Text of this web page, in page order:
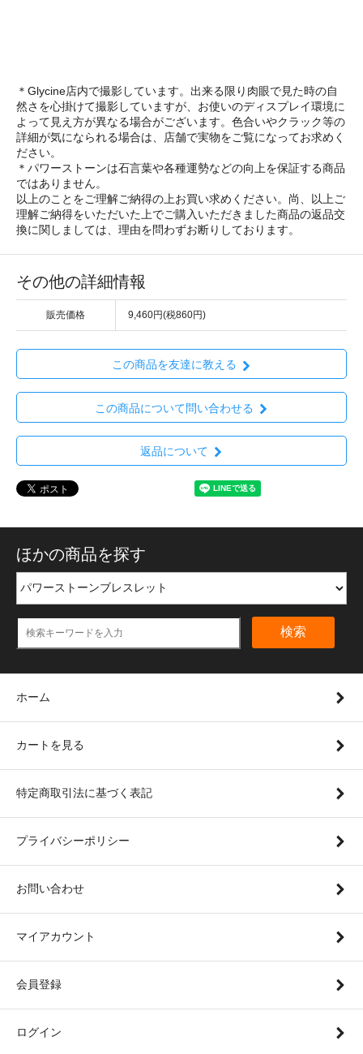
＊Glycine店内で撮影しています。出来る限り肉眼で見た時の自
然さを心掛けて撮影していますが、お使いのディスプレイ環境に
よって見え方が異なる場合がございます。色合いやクラック等の
詳細が気になられる場合は、店舗で実物をご覧になってお求めく
ださい。
＊パワーストーンは石言葉や各種運勢などの向上を保証する商品
ではありません。
以上のことをご理解ご納得の上お買い求めください。尚、以上ご
理解ご納得をいただいた上でご購入いただきました商品の返品交
換に関しましては、理由を問わずお断りしております。
その他の詳細情報
販売価格 9,460円(税860円)
この商品を友達に教える
この商品について問い合わせる
返品について
ほかの商品を探す
検索
ホーム
カートを見る
特定商取引法に基づく表記
プライバシーポリシー
お問い合わせ
マイアカウント
会員登録
ログイン